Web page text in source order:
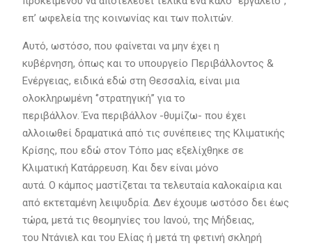
επ’ ωφελεία της κοινωνίας και των πολιτών.
Αυτό, ωστόσο, που φαίνεται να μην έχει η
κυβέρνηση, όπως και το υπουργείο Περιβάλλοντος &
Ενέργειας, ειδικά εδώ στη Θεσσαλία, είναι μια
ολοκληρωμένη ‘’στρατηγική’’ για το
περιβάλλον. Ένα περιβάλλον -θυμίζω- που έχει
αλλοιωθεί δραματικά από τις συνέπειες της Κλιματικής
Κρίσης, που εδώ στον Τόπο μας εξελίχθηκε σε
Κλιματική Κατάρρευση. Και δεν είναι μόνο
αυτά. Ο κάμπος μαστίζεται τα τελευταία καλοκαίρια και
από εκτεταμένη λειψυδρία. Δεν έχουμε ωστόσο δει έως
τώρα, μετά τις θεομηνίες του Ιανού, της Μήδειας,
του Ντάνιελ και του Ελίας ή μετά τη φετινή σκληρή